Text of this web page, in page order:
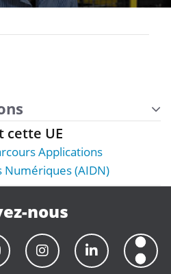
cette UE
Applications
(AIDN)
nous